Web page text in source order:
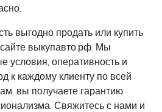
выгодно продать или купить
выкупавто.рф. Мы
условия, оперативность и
к каждому клиенту по всей
вы получаете гарантию
Свяжитесь с нами и